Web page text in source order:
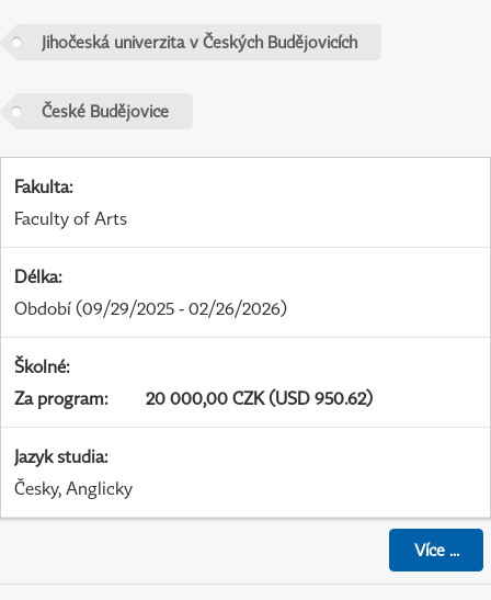
Jihočeská univerzita v Českých Budějovicích
České Budějovice
Fakulta:
Faculty of Arts
Délka:
Období (09/29/2025 - 02/26/2026)
Školné:
Za program: 20 000,00 CZK (USD 950.62)
Jazyk studia:
Česky, Anglicky
Více...